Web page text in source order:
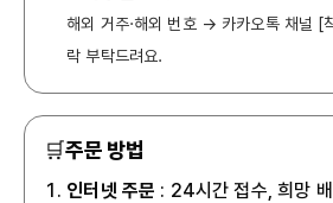
해외 거주·해외 번호 → 카카오톡 채널 [
락 부탁드려요.
🛒주문 방법
인터넷 주문 : 24시간 접수, 희망